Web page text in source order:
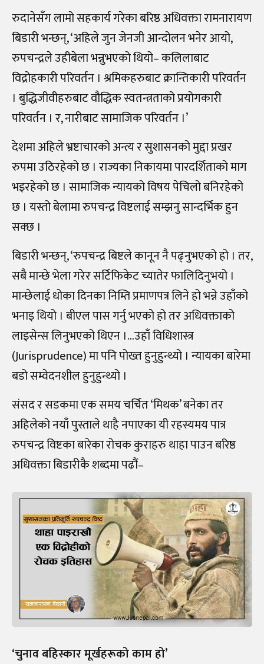
रुदानेसँग लामो सहकार्य गरेका बरिष्ठ अधिवक्ता रामनारायण
बिडारी भन्छन्, ‘अहिले जुन जेनजी आन्दोलन भनेर आयो,
रुपचन्द्रले उहीबेला भन्नुभएको थियो– कलिलाबाट
विद्रोहकारी परिवर्तन । श्रमिकहरुबाट क्रान्तिकारी परिवर्तन
। बुद्धिजीवीहरुबाट वौद्धिक स्वतन्त्रताको प्रयोगकारी
परिवर्तन । र, नारीबाट सामाजिक परिवर्तन ।’
देशमा अहिले भ्रष्टाचारको अन्त्य र सुशासनको मुद्दा प्रखर
रुपमा उठिरहेको छ । राज्यका निकायमा पारदर्शिताको माग
भइरहेको छ । सामाजिक न्यायको विषय पेचिलो बनिरहेको
छ । यस्तो बेलामा रुपचन्द्र विष्टलाई सम्झनु सान्दर्भिक हुन
सक्छ ।
बिडारी भन्छन्, ‘रुपचन्द्र बिष्टले कानून नै पढ्नुभएको हो । तर,
सबै मान्छे भेला गरेर सर्टिफिकेट च्यातेर फालिदिनुभयो ।
मान्छेलाई धोका दिनका निम्ति प्रमाणपत्र लिने हो भन्ने उहाँको
भनाइ थियो । बीएल पास गर्नु भएको हो तर अधिवक्ताको
लाइसेन्स लिनुभएको थिएन ।…उहाँ विधिशास्त्र
(Jurisprudence) मा पनि पोख्त हुनुहुन्थ्यो । न्यायका बारेमा
बडो सम्वेदनशील हुनुहुन्थ्यो ।
संसद र सडकमा एक समय चर्चित ‘मिथक’ बनेका तर
अहिलेको नयाँ पुस्ताले थाहै नपाएका यी रहस्यमय पात्र
रुपचन्द्र विष्टका बारेका रोचक कुराहरु थाहा पाउन बरिष्ठ
अधिवक्ता बिडारीकै शब्दमा पढौं–
‘चुनाव बहिस्कार मूर्खहरूको काम हो’